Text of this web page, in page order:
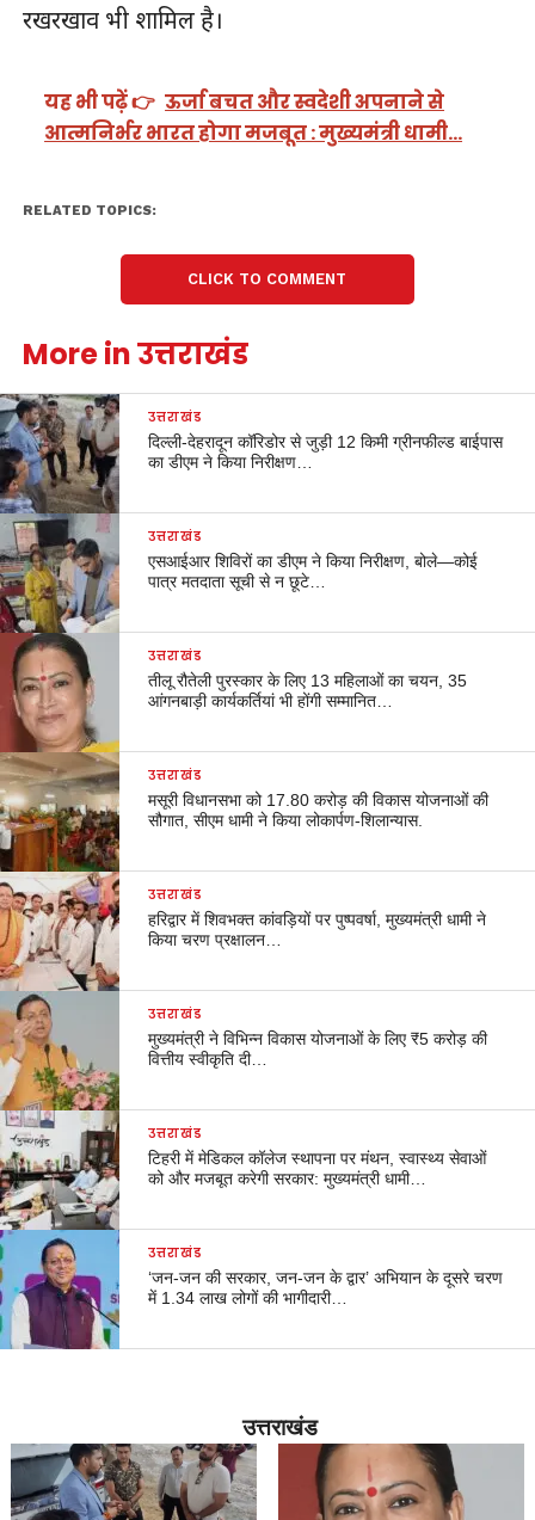
रखरखाव भी शामिल है।
यह भी पढ़ें 👉 ऊर्जा बचत और स्वदेशी अपनाने से
आत्मनिर्भर भारत होगा मजबूत : मुख्यमंत्री धामी…
RELATED TOPICS:
CLICK TO COMMENT
More in उत्तराखंड
उत्तराखंड
दिल्ली-देहरादून कॉरिडोर से जुड़ी 12 किमी ग्रीनफील्ड बाईपास
का डीएम ने किया निरीक्षण…
उत्तराखंड
एसआईआर शिविरों का डीएम ने किया निरीक्षण, बोले—कोई
पात्र मतदाता सूची से न छूटे…
उत्तराखंड
तीलू रौतेली पुरस्कार के लिए 13 महिलाओं का चयन, 35
आंगनबाड़ी कार्यकर्तियां भी होंगी सम्मानित…
उत्तराखंड
मसूरी विधानसभा को 17.80 करोड़ की विकास योजनाओं की
सौगात, सीएम धामी ने किया लोकार्पण-शिलान्यास.
उत्तराखंड
हरिद्वार में शिवभक्त कांवड़ियों पर पुष्पवर्षा, मुख्यमंत्री धामी ने
किया चरण प्रक्षालन…
उत्तराखंड
मुख्यमंत्री ने विभिन्न विकास योजनाओं के लिए ₹5 करोड़ की
वित्तीय स्वीकृति दी…
उत्तराखंड
टिहरी में मेडिकल कॉलेज स्थापना पर मंथन, स्वास्थ्य सेवाओं
को और मजबूत करेगी सरकार: मुख्यमंत्री धामी…
उत्तराखंड
‘जन-जन की सरकार, जन-जन के द्वार’ अभियान के दूसरे चरण
में 1.34 लाख लोगों की भागीदारी…
उत्तराखंड